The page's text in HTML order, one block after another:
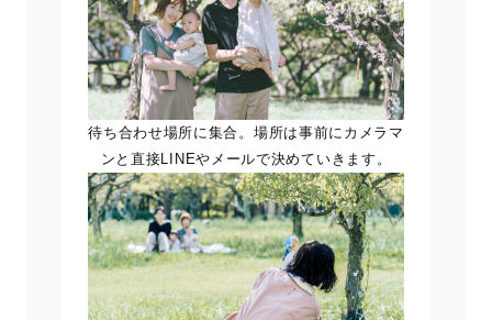
待ち合わせ場所に集合。場所は事前にカメラマ
ンと直接LINEやメールで決めていきます。